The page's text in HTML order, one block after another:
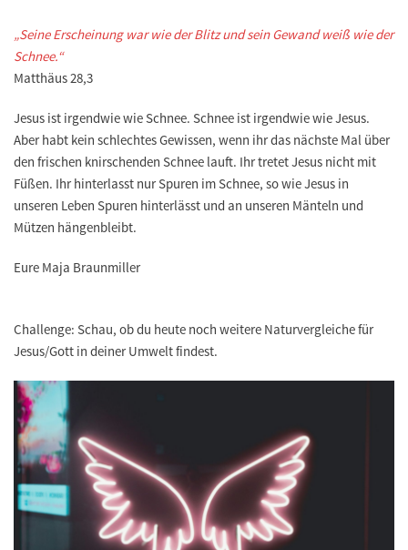
„Seine Erscheinung war wie der Blitz und sein Gewand weiß wie der
Schnee.“
Matthäus 28,3
Jesus ist irgendwie wie Schnee. Schnee ist irgendwie wie Jesus.
Aber habt kein schlechtes Gewissen, wenn ihr das nächste Mal über
den frischen knirschenden Schnee lauft. Ihr tretet Jesus nicht mit
Füßen. Ihr hinterlasst nur Spuren im Schnee, so wie Jesus in
unseren Leben Spuren hinterlässt und an unseren Mänteln und
Mützen hängenbleibt.
Eure Maja Braunmiller
Challenge: Schau, ob du heute noch weitere Naturvergleiche für
Jesus/Gott in deiner Umwelt findest.